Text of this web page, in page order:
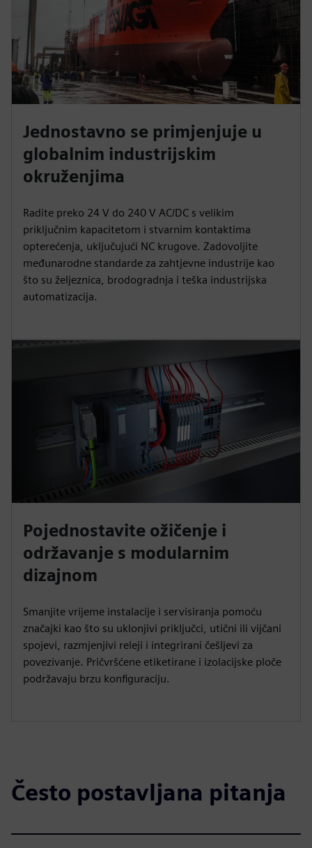
Jednostavno se primjenjuje u
globalnim industrijskim
okruženjima
Radite preko 24 V do 240 V AC/DC s velikim
priključnim kapacitetom i stvarnim kontaktima
opterećenja, uključujući NC krugove. Zadovoljite
međunarodne standarde za zahtjevne industrije kao
što su željeznica, brodogradnja i teška industrijska
automatizacija.
Pojednostavite ožičenje i
održavanje s modularnim
dizajnom
Smanjite vrijeme instalacije i servisiranja pomoću
značajki kao što su uklonjivi priključci, utični ili vijčani
spojevi, razmjenjivi releji i integrirani češljevi za
povezivanje. Pričvršćene etiketirane i izolacijske ploče
podržavaju brzu konfiguraciju.
Često postavljana pitanja